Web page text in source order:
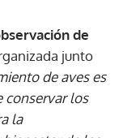
de
junto
de aves es
conservar los
la